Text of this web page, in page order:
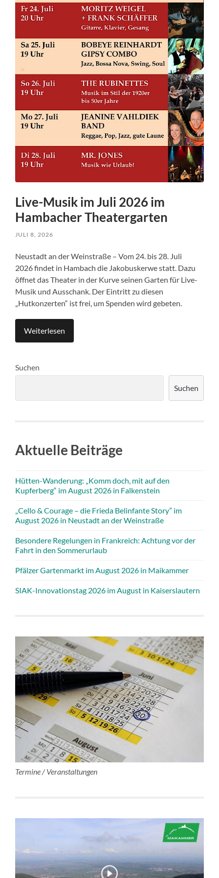
Live-Musik im Juli 2026 im
Hambacher Theatergarten
JULI 8, 2026
Neustadt an der Weinstraße – Vom 24. bis 28. Juli
2026 findet in Hambach die Jakobuskerwe statt. Dazu
öffnet das Theater in der Kurve seinen Garten für Live-
Musik und Ausschank. Der Eintritt zu diesen
„Hutkonzerten“ ist frei, um Spenden wird gebeten.
Weiterlesen
Suchen
Suchen
Aktuelle Beiträge
Hütten-Wanderung: „Komm doch, mit auf den
Kupferberg“ im August 2026 in Falkenstein
„Cello & Courage – die Frieda Belinfante Story” im
August 2026 in Neustadt an der Weinstraße
Besondere Regelungen in Frankreich: Achtung vor der
Fahrt in den Sommerurlaub
Pfälzer Gartenmarkt im August 2026 in Maikammer
SIAK-Innovationstag 2026 im August in Kaiserslautern
Termine / Veranstaltungen